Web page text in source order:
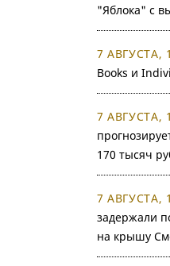
"Яблока" с
7 АВГУСТА,
Books и
7 АВГУСТА,
170 тысяч
7 АВГУСТА,
задержали
на крышу